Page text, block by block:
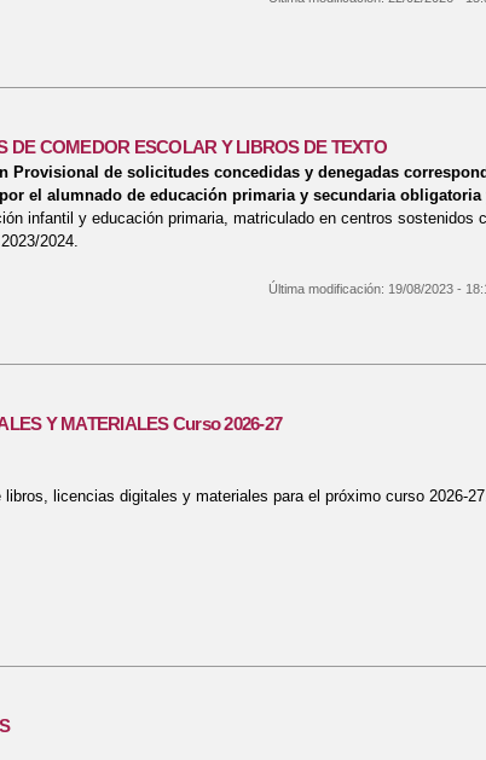
DE COMEDOR ESCOLAR Y LIBROS DE TEXTO
Provisional de solicitudes concedidas y denegadas
el alumnado de educación primaria y secundaria obligatoria
infantil y educación primaria, matriculado en centros sostenidos
2024.
Última modificación: 19/08/2023 -
Y MATERIALES Curso 2026-27
licencias digitales y materiales para el próximo curso 2026-